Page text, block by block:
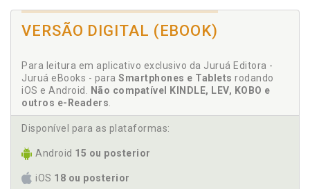
Autoestima. Mulher e seus vários enredos, p. 21
Aventura. Sobre certezas, segurança, aventura e
C
Certeza. Sobre certezas, segurança, aventura e
Compreensão. Primeiro passo para o
diverso de mim: o meu universo não é o único
VERSÃO DIGITAL (EBOOK)
Para leitura em aplicativo exclusivo da Juruá Editora -
Juruá eBooks - para Smartphones e Tablets rodando
iOS e Android. Não compatível KINDLE, LEV, KOBO e
outros e-Readers.
Disponível para as plataformas:
Android 15 ou posterior
iOS 18 ou posterior